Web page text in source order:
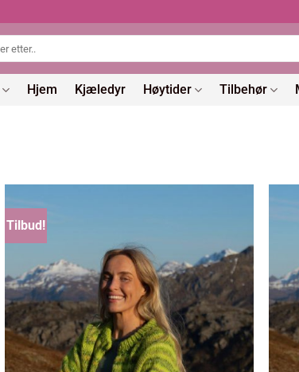
Hjem Kjæledyr Høytider Tilbehør
Tilbud!